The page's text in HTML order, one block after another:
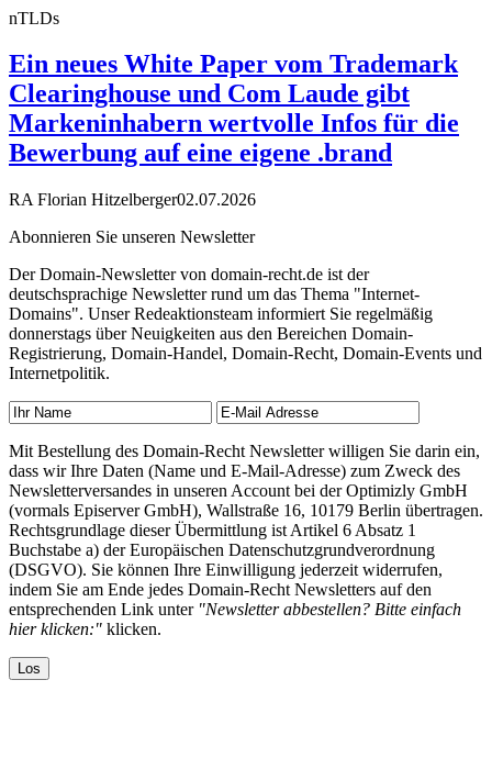
nTLDs
Ein neues White Paper vom Trademark
Clearinghouse und Com Laude gibt
Markeninhabern wertvolle Infos für die
Bewerbung auf eine eigene .brand
RA Florian Hitzelberger02.07.2026
Abonnieren Sie unseren Newsletter
Der Domain-Newsletter von domain-recht.de ist der
deutschsprachige Newsletter rund um das Thema "Internet-
Domains". Unser Redeaktionsteam informiert Sie regelmäßig
donnerstags über Neuigkeiten aus den Bereichen Domain-
Registrierung, Domain-Handel, Domain-Recht, Domain-Events und
Internetpolitik.
Mit Bestellung des Domain-Recht Newsletter willigen Sie darin ein,
dass wir Ihre Daten (Name und E-Mail-Adresse) zum Zweck des
Newsletterversandes in unseren Account bei der Optimizly GmbH
(vormals Episerver GmbH), Wallstraße 16, 10179 Berlin übertragen.
Rechtsgrundlage dieser Übermittlung ist Artikel 6 Absatz 1
Buchstabe a) der Europäischen Datenschutzgrundverordnung
(DSGVO). Sie können Ihre Einwilligung jederzeit widerrufen,
indem Sie am Ende jedes Domain-Recht Newsletters auf den
entsprechenden Link unter "Newsletter abbestellen? Bitte einfach
hier klicken:" klicken.